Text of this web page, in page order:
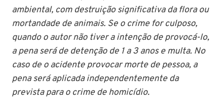
ambiental, com destruição significativa da flora ou
mortandade de animais. Se o crime for culposo,
quando o autor não tiver a intenção de provocá-lo,
a pena será de detenção de 1 a 3 anos e multa. No
caso de o acidente provocar morte de pessoa, a
pena será aplicada independentemente da
prevista para o crime de homicídio.